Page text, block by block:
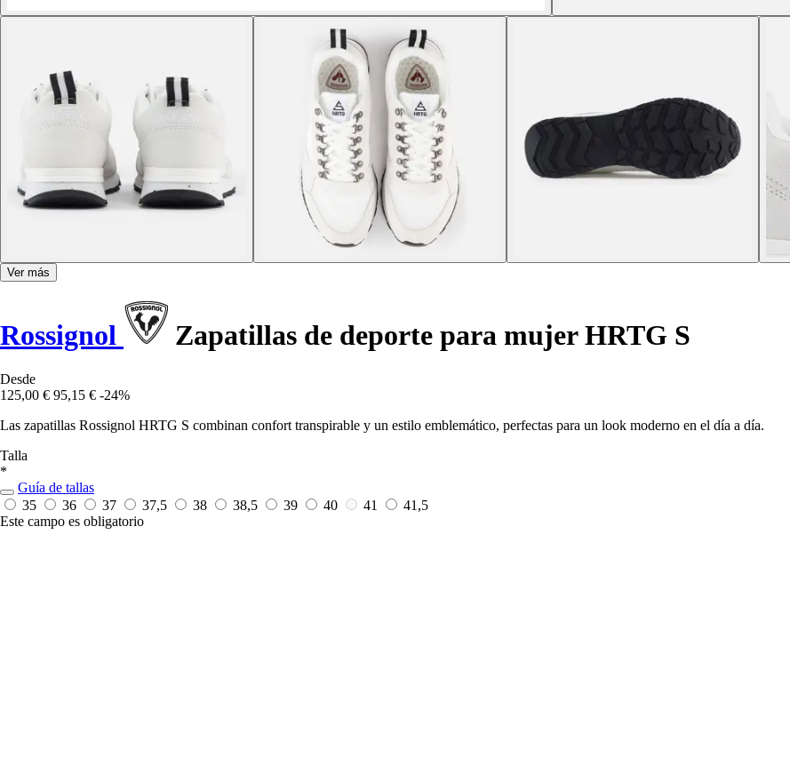
Ver más
Rossignol Zapatillas de deporte para mujer HRTG S
Desde
125,00 € 95,15 € -24%
Las zapatillas Rossignol HRTG S combinan confort transpirable y un estilo emblemático, perfectas para un look moderno en el día a día.
Talla
*
Guía de tallas
35
36 37 37,5 38 38,5 39 40 41
41,5
Este campo es obligatorio